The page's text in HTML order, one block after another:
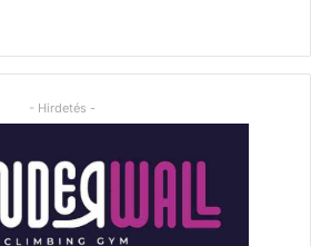
- Hirdetés -